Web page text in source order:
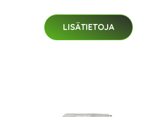
LISÄTIETOJA